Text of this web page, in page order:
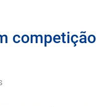
competição